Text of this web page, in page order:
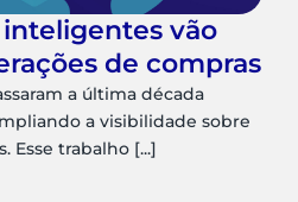
vão
de compras
a última década
a visibilidade sobre
Esse trabalho [...]